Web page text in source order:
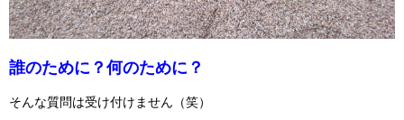
誰のために？何のために？
そんな質問は受け付けません（笑）